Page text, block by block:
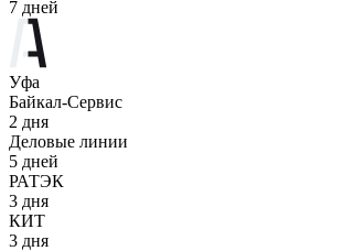
7 дней
Уфа
Байкал-Сервис
2 дня
Деловые линии
5 дней
РАТЭК
3 дня
КИТ
3 дня